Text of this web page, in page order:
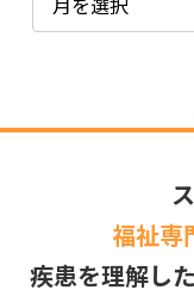
福祉専
疾患を理解し